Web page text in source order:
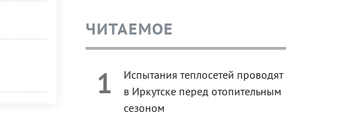
ЧИТАЕМОЕ
1
Испытания теплосетей проводят
в Иркутске перед отопительным
сезоном